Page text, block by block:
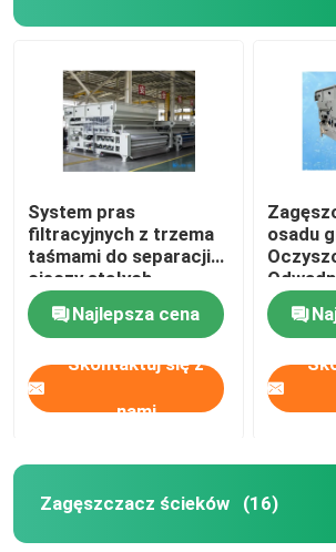
System pras
filtracyjnych z trzema
taśmami do separacji
cieczy stałych
Najlepsza cena
Skontaktuj się z
nami
osadu
Zagęszczacz ścieków (16)